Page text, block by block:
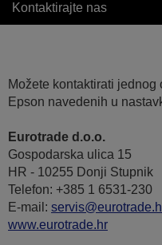
Kontaktirajte nas
Možete kontaktirati
Epson navedenih u
Eurotrade d.o.o.
Gospodarska ulica 15
HR - 10255 Donji Stupnik
Telefon: +385 1 6531-230
E-mail:
www.eurotrade.hr